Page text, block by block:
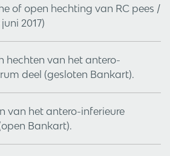
of open hechting van RC pees /
2017)
hechten van het antero-
deel (gesloten Bankart).
van het antero-inferieure
Bankart).